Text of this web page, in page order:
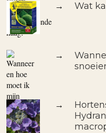
→ Wat
→
→